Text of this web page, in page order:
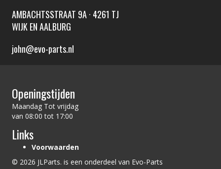
AMBACHTSSTRAAT 9A · 4261 TJ
WIJK EN AALBURG
john@evo-parts.nl
Openingstijden
Maandag Tot vrijdag
van 08:00 tot 17:00
Links
Voorwaarden
© 2026 JLParts. is een onderdeel van Evo-Parts